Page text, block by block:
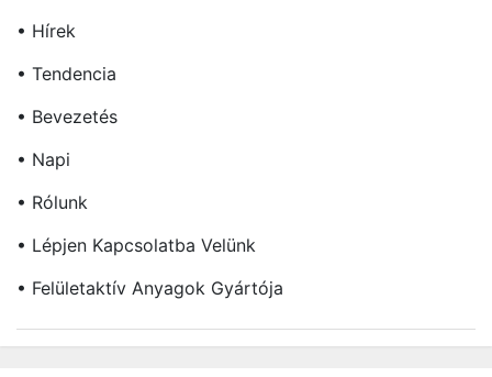
• Hírek
• Tendencia
• Bevezetés
• Napi
• Rólunk
• Lépjen Kapcsolatba Velünk
• Felületaktív Anyagok Gyártója